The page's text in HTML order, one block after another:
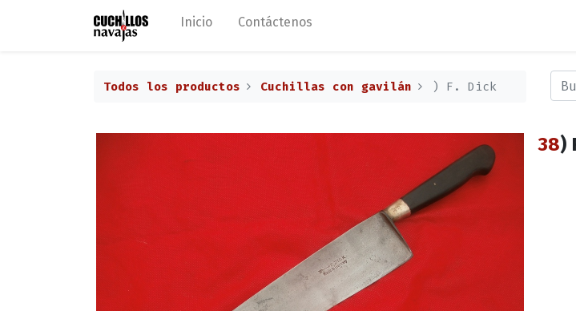
Inicio Contáctenos
Todos los productos Cuchillas con gavilán ) F. Dick
38)